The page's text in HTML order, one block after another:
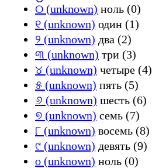
୦ (unknown) ноль (0)
୧ (unknown) один (1)
୨ (unknown) два (2)
୩ (unknown) три (3)
୪ (unknown) четыре (4)
୫ (unknown) пять (5)
୬ (unknown) шесть (6)
୭ (unknown) семь (7)
୮ (unknown) восемь (8)
୯ (unknown) девять (9)
௦ (unknown) ноль (0)